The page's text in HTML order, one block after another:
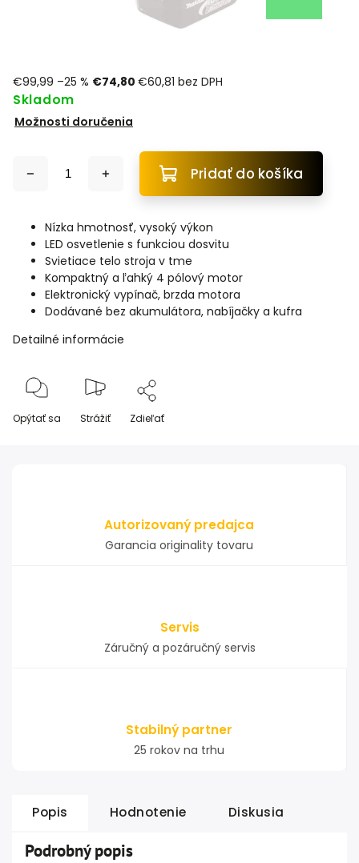
€99,99 –25 % €74,80 €60,81 bez DPH
Skladom
Možnosti doručenia
Pridať do košíka
Nízka hmotnosť, vysoký výkon
LED osvetlenie s funkciou dosvitu
Svietiace telo stroja v tme
Kompaktný a ľahký 4 pólový motor
Elektronický vypínač, brzda motora
Dodávané bez akumulátora, nabíjačky a kufra
Detailné informácie
Opýtať sa Strážiť Zdieľať
Autorizovaný predajca
Garancia originality tovaru
Servis
Záručný a pozáručný servis
Stabilný partner
25 rokov na trhu
Popis Hodnotenie Diskusia
Podrobný popis